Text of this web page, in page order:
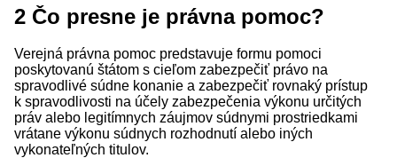
2 Čo presne je právna pomoc?
Verejná právna pomoc predstavuje formu pomoci
poskytovanú štátom s cieľom zabezpečiť právo na
spravodlivé súdne konanie a zabezpečiť rovnaký prístup
k spravodlivosti na účely zabezpečenia výkonu určitých
práv alebo legitímnych záujmov súdnymi prostriedkami
vrátane výkonu súdnych rozhodnutí alebo iných
vykonateľných titulov.